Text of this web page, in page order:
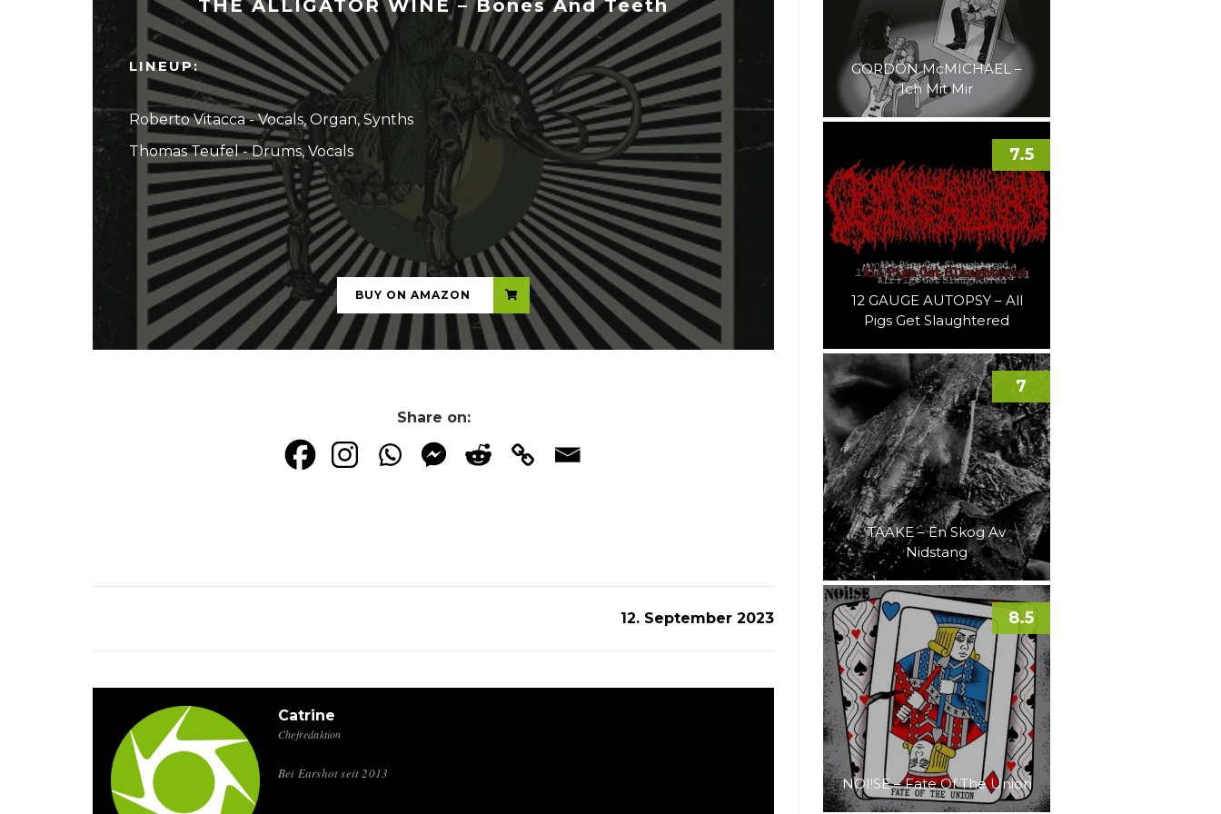
THE ALLIGATOR WINE – Bones And Teeth
LINEUP:
Roberto Vitacca - Vocals, Organ, Synths
Thomas Teufel - Drums, Vocals
...
BUY ON AMAZON
Share on:
12. September 2023
Catrine
Chefredaktion
Bei Earshot seit 2013
GORDON McMICHAEL –
Ich Mit Mir
12 GAUGE AUTOPSY – All
Pigs Get Slaughtered
7.5
TAAKE – En Skog Av
Nidstang
7
NOI!SE – Fate Of The Union
8.5